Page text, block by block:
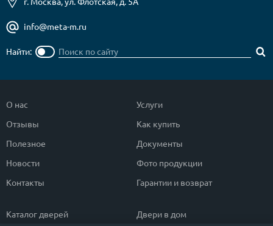
info@meta-m.ru
Найти:
О нас
Отзывы
Полезное
Новости
Контакты
Услуги
Как купить
Документы
Фото продукции
Гарантии и возврат
Каталог дверей Двери в дом